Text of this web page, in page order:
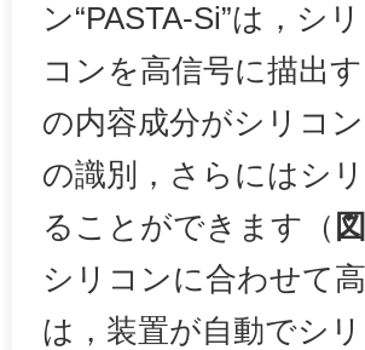
ン“PASTA-Si”は，シ
コンを高信号に描出
の内容成分がシリコ
の識別，さらにはシ
ることができます（
シリコンに合わせて
は，装置が自動でシ